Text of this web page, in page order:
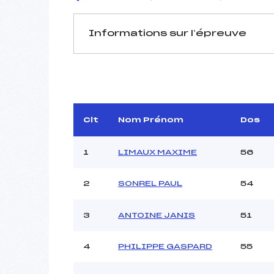
Informations sur l’épreuve
Arbitre :
Assistant :
MANCHE 1
Heure de départ :
Ouvreurs A :
Clt Nom Prénom Dos
1 LIMAUX MAXIME 56
2 SONREL PAUL 54
3 ANTOINE JANIS 51
4 PHILIPPE GASPARD 55